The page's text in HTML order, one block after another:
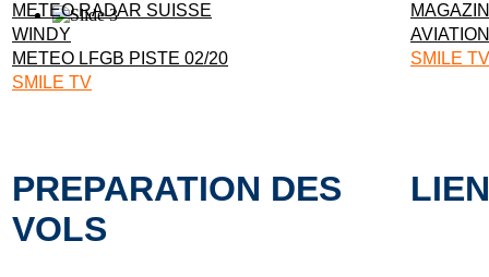
METEO RADAR SUISSE
WINDY
METEO LFGB PISTE 02/20
SMILE TV
SMILE TV
PREPARATION DES
VOLS